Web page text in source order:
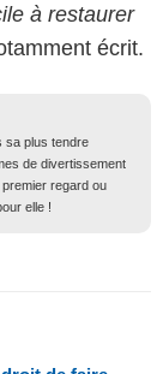
à restaurer
écrit.
sa plus tendre
de divertissement
regard ou
elle !